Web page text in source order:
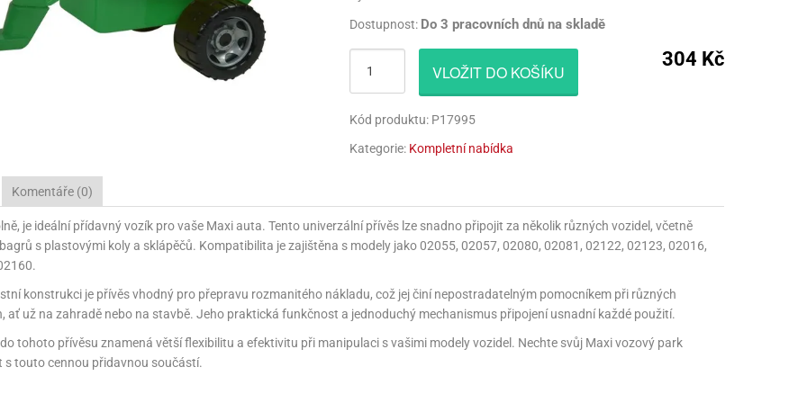
WHEELS
PARK
MEDVĚD
- KOUZELNÁ BERUŠKA A ČERNÝ KOCOUR
PÚ
MINNIE MOUSE
- MINIONS
SE SVOBODOU
OSLAVA
- UNICORN
MOUSE
PRINCEZNY
DOO
FOTBAL
WHEELS
- MINIONS
PIRÁTI
DOO
WARS
TŘPYTKY
HOTOVÝ SLIZ
MEGASLIZ
NAFUKOVACÍ HRAČKY
JEDLÉ FIGURKY
JEDLÉ PAPÍRY NA DORTY
POZVÁNKY NA PARTY
SVÍČKY NA DORTY
PARTY KLOBOUČKY
POZVÁNKY NA PARTY
SVÍČKY NA DORTY
NAPICHOVÁTKA A ZÁPICHY
UBROUSKY
UBRUSY
PARUKY
PAPÍRY NA BALENÍ
AKTIVÁTOR NA VÝROBU SLIZU
LEPIDLA NA VÝROBU SLIZU
HOTOVÝ SLIZ
NAFUKOVACÍ HRAČKY
Dostupnost: Do 3 pracovních dnů na skladě
304 Kč
VLOŽIT DO KOŠÍKU
Kód produktu: P17995
Kategorie: Kompletní nabídka
Komentáře (0)
je ideální přídavný vozík pro vaše Maxi auta. Tento univerzální přívěs lze snadno připojit za několik různých vozidel, včetně
s plastovými koly a sklápěčů. Kompatibilita je zajištěna s modely jako 02055, 02057, 02080, 02081, 02122, 02123, 02016,
konstrukci je přívěs vhodný pro přepravu rozmanitého nákladu, což jej činí nepostradatelným pomocníkem při různých
ať už na zahradě nebo na stavbě. Jeho praktická funkčnost a jednoduchý mechanismus připojení usnadní každé použití.
tohoto přívěsu znamená větší flexibilitu a efektivitu při manipulaci s vašimi modely vozidel. Nechte svůj Maxi vozový park
s touto cennou přidavnou součástí.